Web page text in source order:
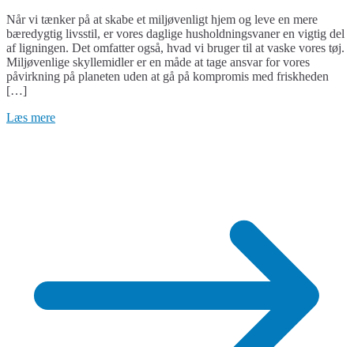
Med
Omtanke:
Miljøvenligt
Skyllemiddel
og
Når vi tænker på at skabe et miljøvenligt hjem og leve en mere
bæredygtig livsstil, er vores daglige husholdningsvaner en vigtig del
af ligningen. Det omfatter også, hvad vi bruger til at vaske vores tøj.
Miljøvenlige skyllemidler er en måde at tage ansvar for vores
påvirkning på planeten uden at gå på kompromis med friskheden
[…]
Læs mere